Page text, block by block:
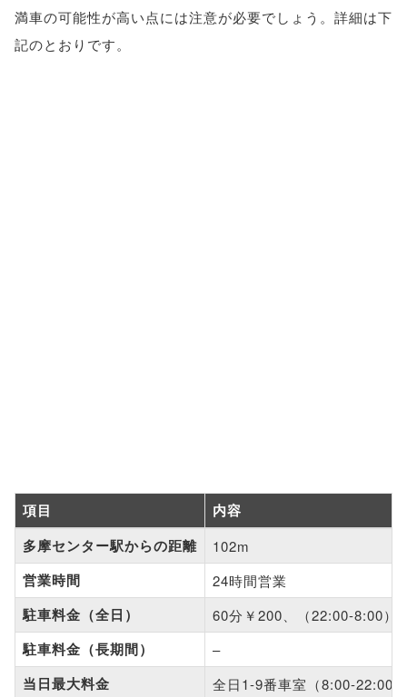
満車の可能性が高い点には注意が必要でしょう。詳細は下
記のとおりです。
項目
内容
多摩センター駅からの距離
102m
営業時間 24時間営業
駐車料金（全日） 60分￥200、（22:00-8:00）
駐車料金（長期間） –
当日最大料金 全日1-9番車室（8:00-22:00